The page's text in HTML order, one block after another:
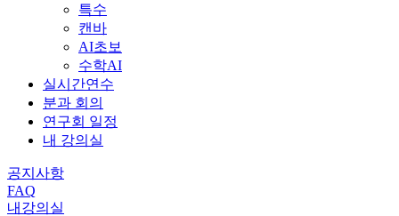
특수
캔바
AI초보
수학AI
실시간연수
분과 회의
연구회 일정
내 강의실
공지사항
FAQ
내강의실